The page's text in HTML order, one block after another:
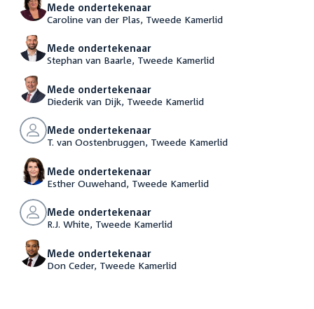
Mede ondertekenaar
Caroline van der Plas, Tweede Kamerlid
Mede ondertekenaar
Stephan van Baarle, Tweede Kamerlid
Mede ondertekenaar
Diederik van Dijk, Tweede Kamerlid
Mede ondertekenaar
T. van Oostenbruggen, Tweede Kamerlid
Mede ondertekenaar
Esther Ouwehand, Tweede Kamerlid
Mede ondertekenaar
R.J. White, Tweede Kamerlid
Mede ondertekenaar
Don Ceder, Tweede Kamerlid